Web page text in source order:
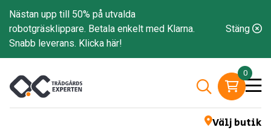
Nästan upp till 50% på utvalda
robotgräsklippare. Betala enkelt med Klarna.
Snabb leverans. Klicka här!
Stäng
0
Välj butik